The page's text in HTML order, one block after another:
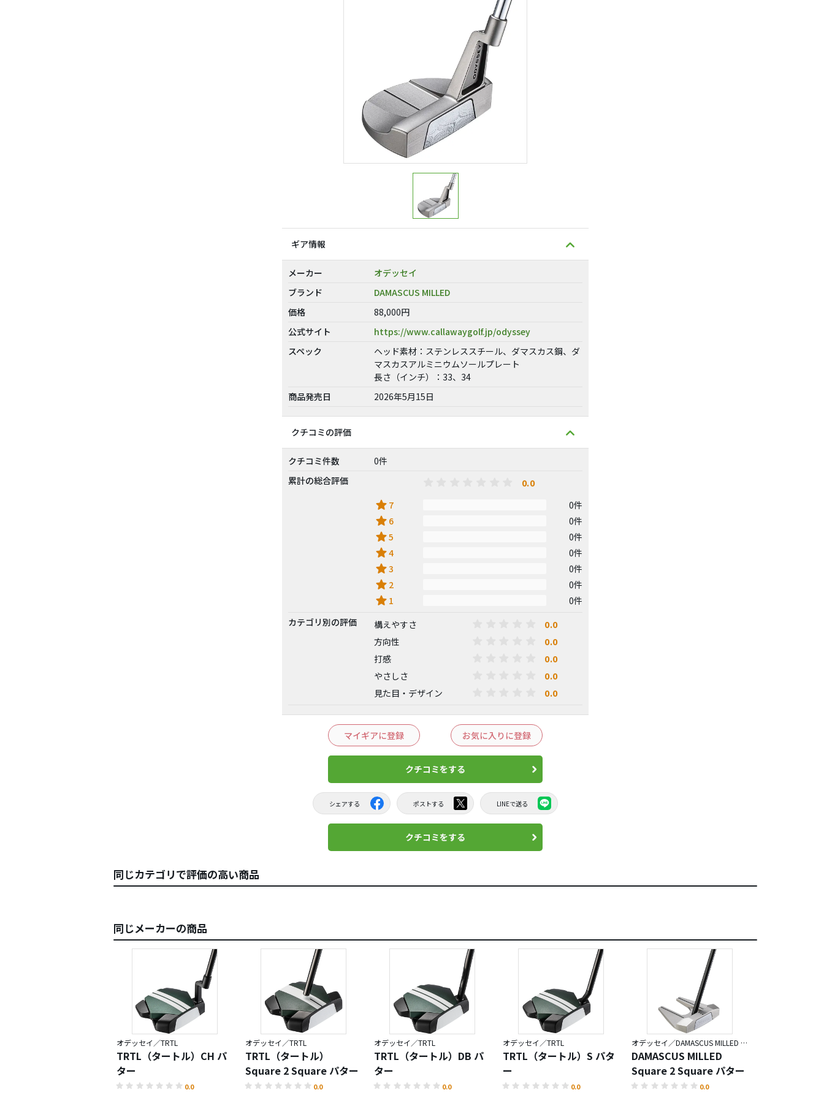
ギア情報
メーカー
オデッセイ
ブランド
DAMASCUS MILLED
価格
88,000円
公式サイト
https://www.callawaygolf.jp/odyssey
スペック
ヘッド素材：ステンレススチール、ダマスカス鋼、ダ
マスカスアルミニウムソールプレート
長さ（インチ）：33、34
商品発売日
2026年5月15日
クチコミの評価
クチコミ件数
0件
累計の総合評価
0.0
star 7 0件
star 6 0件
star5 0件
star4 0件
star3 0件
star 2 0件
star 1
0件
カテゴリ別の評価
構えやすさ 0.0
方向性 0.0
打感 0.0
やさしさ 0.0
見た目・デザイン 0.0
マイギアに登録 お気に入りに登録
クチコミをする
シェアする ポストする LINEで送る
クチコミをする
同じカテゴリで評価の高い商品
同じメーカーの商品
オデッセイ／TRTL
TRTL（タートル）CH パ
ター
0.0
オデッセイ／TRTL
TRTL（タートル）
Square 2 Square パター
0.0
オデッセイ／TRTL
TRTL（タートル）DB パ
ター
0.0
オデッセイ／TRTL
TRTL（タートル）S パタ
ー
0.0
オデッセイ／DAMASCUS MILLED Square 2 Square
DAMASCUS MILLED
Square 2 Square パター
0.0